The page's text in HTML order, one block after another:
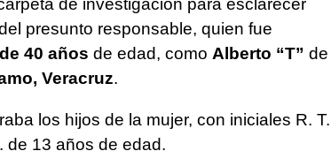
de investigación para esclarecer
presunto responsable, quien fue
40 años de edad, como Alberto “T” de
Veracruz.
los hijos de la mujer, con iniciales R. T.
de 13 años de edad.